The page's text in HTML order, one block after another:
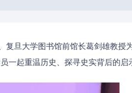
旦大学图书馆前馆长葛剑雄教授
一起重温历史、探寻史实背后的启